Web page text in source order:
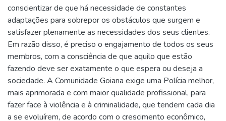
conscientizar de que há necessidade de constantes
adaptações para sobrepor os obstáculos que surgem e
satisfazer plenamente as necessidades dos seus clientes.
Em razão disso, é preciso o engajamento de todos os seus
membros, com a consciência de que aquilo que estão
fazendo deve ser exatamente o que espera ou deseja a
sociedade. A Comunidade Goiana exige uma Polícia melhor,
mais aprimorada e com maior qualidade profissional, para
fazer face à violência e à criminalidade, que tendem cada dia
a se evoluírem, de acordo com o crescimento econômico,